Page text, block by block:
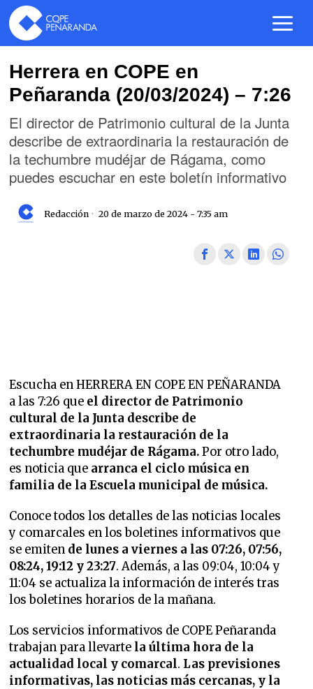
Herrera en COPE en
Peñaranda (20/03/2024) – 7:26
El director de Patrimonio cultural de la Junta
describe de extraordinaria la restauración de
la techumbre mudéjar de Rágama, como
puedes escuchar en este boletín informativo
Redacción 20 de marzo de 2024 - 7:35 am
Escucha en HERRERA EN COPE EN PEÑARANDA
a las 7:26 que el director de Patrimonio
cultural de la Junta describe de
extraordinaria la restauración de la
techumbre mudéjar de Rágama.Por otro lado,
es noticia que arranca el ciclo música en
familia de la Escuela municipal de música.
Conoce todos los detalles de las noticias locales
y comarcales en los boletines informativos que
se emiten de lunes a viernes a las 07:26, 07:56,
08:24, 19:12 y 23:27. Además, a las 09:04, 10:04 y
11:04 se actualiza la información de interés tras
los boletines horarios de la mañana.
Los servicios informativos de COPE Peñaranda
trabajan para llevarte la última hora de la
actualidad local y comarcal. Las previsiones
informativas, las noticias más cercanas, y la